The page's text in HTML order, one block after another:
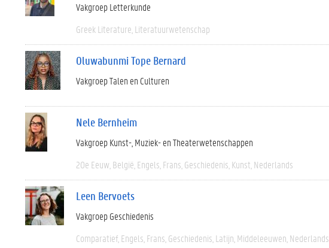
Vakgroep Letterkunde
Greek Literature Literatuurwetenschap
Oluwabunmi Tope Bernard
Vakgroep Talen en Culturen
Nele Bernheim
Vakgroep Kunst-, Muziek- en Theaterwetenschappen
20e Eeuw België Engels Frans Geschiedenis Kunst Nederlands
Leen Bervoets
Vakgroep Geschiedenis
Comparatief Engels Frans Geschiedenis Latijn Middeleeuwen Nederlands